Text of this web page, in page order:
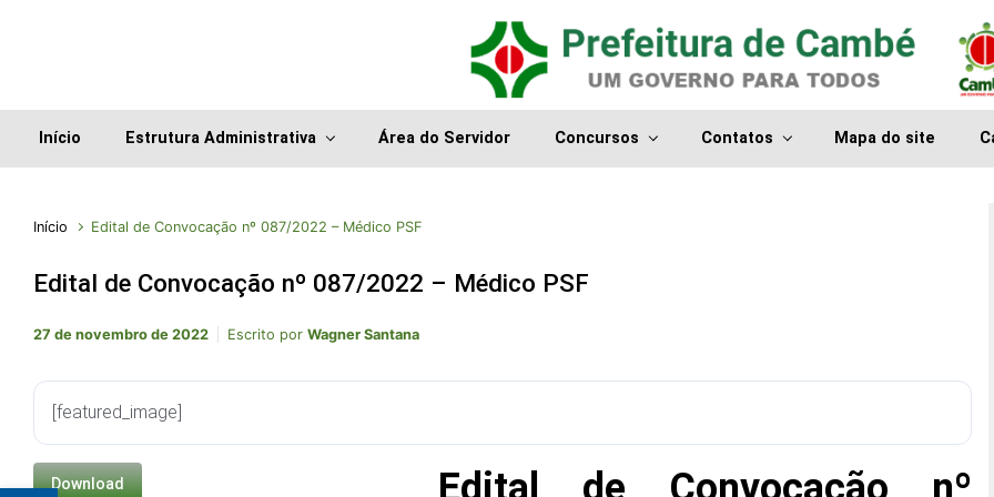
Início Estrutura Administrativa Área do Servidor Concursos Contatos Mapa do site
Início Edital de Convocação nº 087/2022 – Médico PSF
Edital de Convocação nº 087/2022 – Médico PSF
27 de novembro de 2022 Escrito por Wagner Santana
[featured_image]
Download